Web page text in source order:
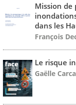
Mission de
dans les
François
Le risque
Gaëlle